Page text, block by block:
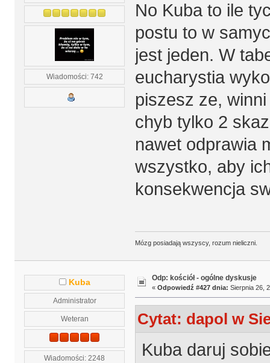
Wiadomości: 742
No Kuba to ile
postu to w
jest jeden. W
eucharystia
piszesz ze,
chyb tylko 2
nawet odprawia
wszystko, aby
konsekwencja
Mózg posiadają wszyscy, rozum nieliczni.
Kuba
Administrator
Weteran
Wiadomości: 2248
Odp: kościół - ogólne dyskusje
« Odpowiedź #427 dnia: Sierpnia 26,
Cytat: dapol w
Kuba daruj